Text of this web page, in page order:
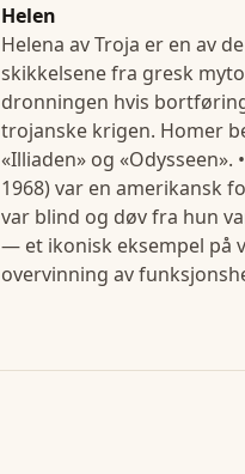
Helen
Helena av Troja er en av
skikkelsene fra gresk
dronningen hvis
trojanske krigen. Homer
«Illiaden» og «Odysseen».
1968) var en amerikansk
var blind og døv fra hun
— et ikonisk eksempel på
overvinning av